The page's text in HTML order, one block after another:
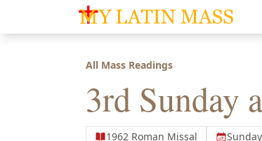
My Latin Mass - Traditional Latin
All Mass Readings
3rd Sunday
1962 Roman Missal